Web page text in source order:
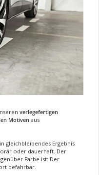
verlegefertigen
Motivenaus
gleichbleibendes Ergebnis
oder dauerhaft. Der
Farbe ist: Der
befahrbar.